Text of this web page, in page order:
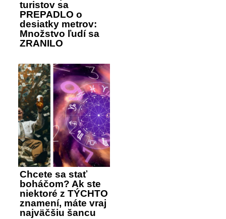
turistov sa
PREPADLO o
desiatky metrov:
Množstvo ľudí sa
ZRANILO
Chcete sa stať
boháčom? Ak ste
niektoré z TÝCHTO
znamení, máte vraj
najväčšiu šancu